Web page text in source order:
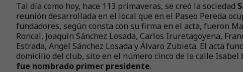
Tal día como hoy, hace 113 primaveras, se creó la sociedad
reunión desarrollada en el local que en el Paseo Pereda
fundadores, según consta con su firma en el acta, fueron
Roncal, Joaquín Sánchez Losada, Carlos Iruretagoyena,
Estrada, Angel Sánchez Losada y Álvaro Zubieta. El acta
domicilio del club, sito en el número cinco de la calle Isabel
fue nombrado primer presidente.